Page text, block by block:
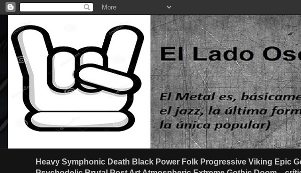
Heavy Symphonic Death Black Power Folk Progressive Viking Epic